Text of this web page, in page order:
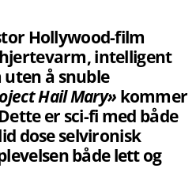
Hollywood-film
intelligent
å snuble
Hail Mary» kommer
er sci-fi med både
dose selvironisk
både lett og